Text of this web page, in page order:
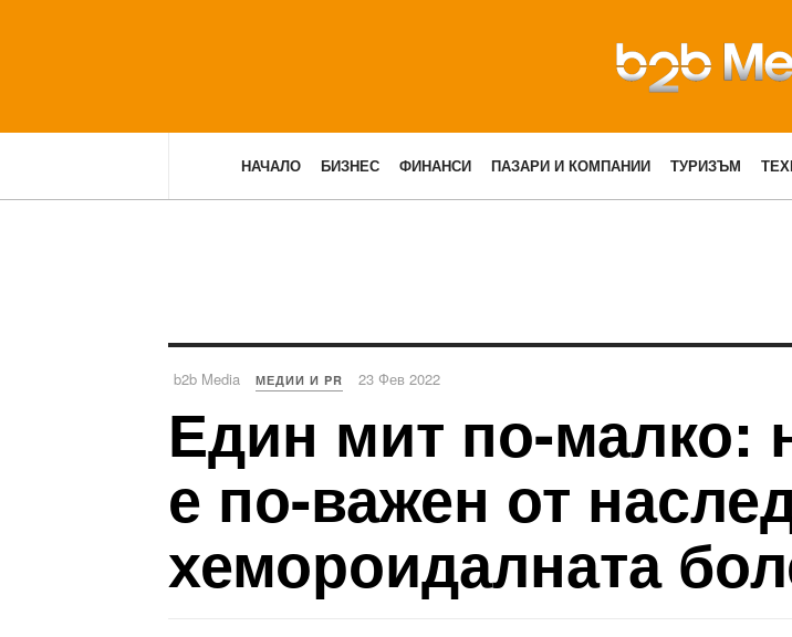
НАЧАЛО БИЗНЕС ФИНАНСИ ПАЗАРИ И КОМПАНИИ ТУРИЗЪМ
b2b Media МЕДИИ И PR 23 Фев 2022
Един мит по-малко:
е по-важен от
хемороидалната